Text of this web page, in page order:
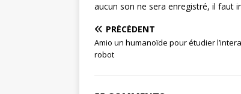
aucun son ne sera enregistré, il faut
PRÉCÉDENT
Amio un humanoïde pour étudier
robot